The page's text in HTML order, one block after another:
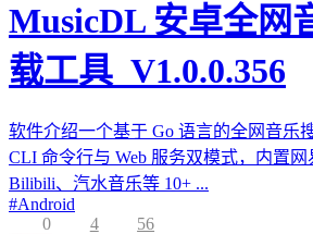
MusicDL 安卓全网
载工具_V1.0.0.356
软件介绍一个基于 Go 语言的全网音乐
CLI 命令行与 Web 服务双模式，内置网
Bilibili、汽水音乐等 10+ ...
#Android
0
4 56